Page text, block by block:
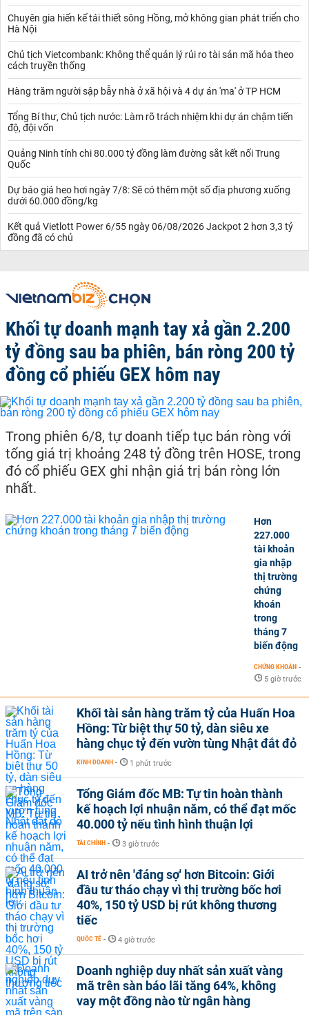
Chuyên gia hiến kế tái thiết sông Hồng, mở không gian phát triển cho
Hà Nội
Chủ tịch Vietcombank: Không thể quản lý rủi ro tài sản mã hóa theo
cách truyền thống
Hàng trăm người sập bẫy nhà ở xã hội và 4 dự án 'ma' ở TP HCM
Tổng Bí thư, Chủ tịch nước: Làm rõ trách nhiệm khi dự án chậm tiến
độ, đội vốn
Quảng Ninh tính chi 80.000 tỷ đồng làm đường sắt kết nối Trung
Quốc
Dự báo giá heo hơi ngày 7/8: Sẽ có thêm một số địa phương xuống
dưới 60.000 đồng/kg
Kết quả Vietlott Power 6/55 ngày 06/08/2026 Jackpot 2 hơn 3,3 tỷ
đồng đã có chủ
Khối tự doanh mạnh tay xả gần 2.200
tỷ đồng sau ba phiên, bán ròng 200 tỷ
đồng cổ phiếu GEX hôm nay
Trong phiên 6/8, tự doanh tiếp tục bán ròng với
tổng giá trị khoảng 248 tỷ đồng trên HOSE, trong
đó cổ phiếu GEX ghi nhận giá trị bán ròng lớn
nhất.
Hơn
227.000
tài khoản
gia nhập
thị trường
chứng
khoán
trong
tháng 7
biến động
CHỨNG KHOÁN -
5 giờ trước
Khối tài sản hàng trăm tỷ của Huấn Hoa
Hồng: Từ biệt thự 50 tỷ, dàn siêu xe
hàng chục tỷ đến vườn tùng Nhật đắt đỏ
KINH DOANH - 1 phút trước
Tổng Giám đốc MB: Tự tin hoàn thành
kế hoạch lợi nhuận năm, có thể đạt mốc
40.000 tỷ nếu tình hình thuận lợi
TÀI CHÍNH - 3 giờ trước
AI trở nên 'đáng sợ' hơn Bitcoin: Giới
đầu tư tháo chạy vì thị trường bốc hơi
40%, 150 tỷ USD bị rút không thương
tiếc
QUỐC TẾ - 4 giờ trước
Doanh nghiệp duy nhất sản xuất vàng
mã trên sàn báo lãi tăng 64%, không
vay một đồng nào từ ngân hàng